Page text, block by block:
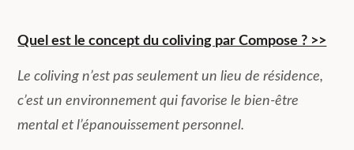
Quel est le concept du coliving par Compose ? >>
Le coliving n’est pas seulement un lieu de résidence,
c’est un environnement qui favorise le bien-être
mental et l’épanouissement personnel.